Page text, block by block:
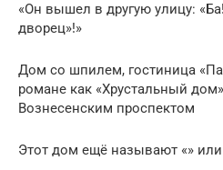
«Он вышел в другую улицу:
дворец»!»
Дом со шпилем, гостиница
романе как «Хрустальный
Вознесенским проспектом
Этот дом ещё называют «»